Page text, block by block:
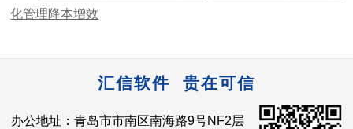
化管理降本增效
汇信软件 贵在可信
办公地址：青岛市市南区南海路9号NF2层